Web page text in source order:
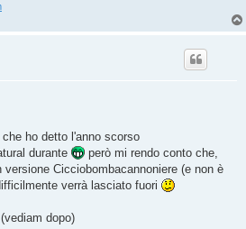
ho detto l'anno scorso
durante
però mi rendo conto che,
Cicciobombacannoniere (e non è
verrà lasciato fuori
dopo)